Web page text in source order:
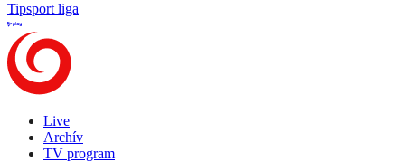
Tipsport liga
Live
Archív
TV program